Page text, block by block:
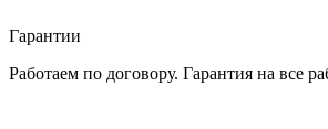
Гарантии
Работаем по договору. Гарантия на все